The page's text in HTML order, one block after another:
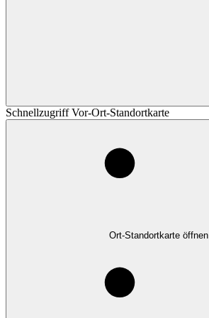
Schnellzugriff Vor-Ort-Standortkarte
Ort-Standortkarte öffnen